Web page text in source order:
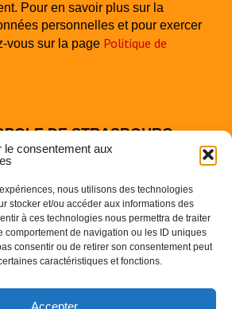
le consentement aux
nous utilisons des technologies
stocker et/ou accéder aux informations des
à ces technologies nous permettra de traiter
comportement de navigation ou les ID uniques
consentir ou de retirer son consentement peut
caractéristiques et fonctions.
Accepter
Pour en savoir plus sur la
personnelles et pour exercer
vous sur la page Politique de
DE STRASBOURG